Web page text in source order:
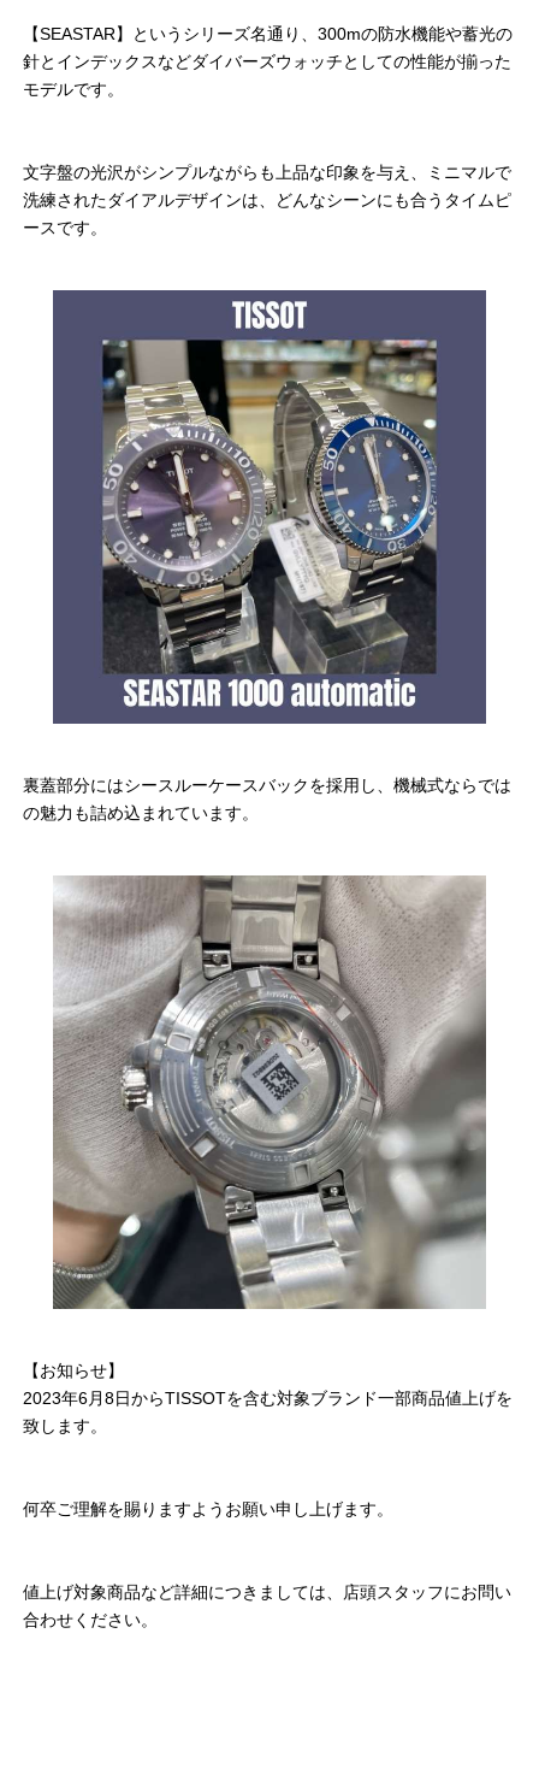
【SEASTAR】というシリーズ名通り、300mの防水機能や蓄光の
針とインデックスなどダイバーズウォッチとしての性能が揃った
モデルです。
文字盤の光沢がシンプルながらも上品な印象を与え、ミニマルで
洗練されたダイアルデザインは、どんなシーンにも合うタイムピ
ースです。
裏蓋部分にはシースルーケースバックを採用し、機械式ならでは
の魅力も詰め込まれています。
【お知らせ】
2023年6月8日からTISSOTを含む対象ブランド一部商品値上げを
致します。
何卒ご理解を賜りますようお願い申し上げます。
値上げ対象商品など詳細につきましては、店頭スタッフにお問い
合わせください。